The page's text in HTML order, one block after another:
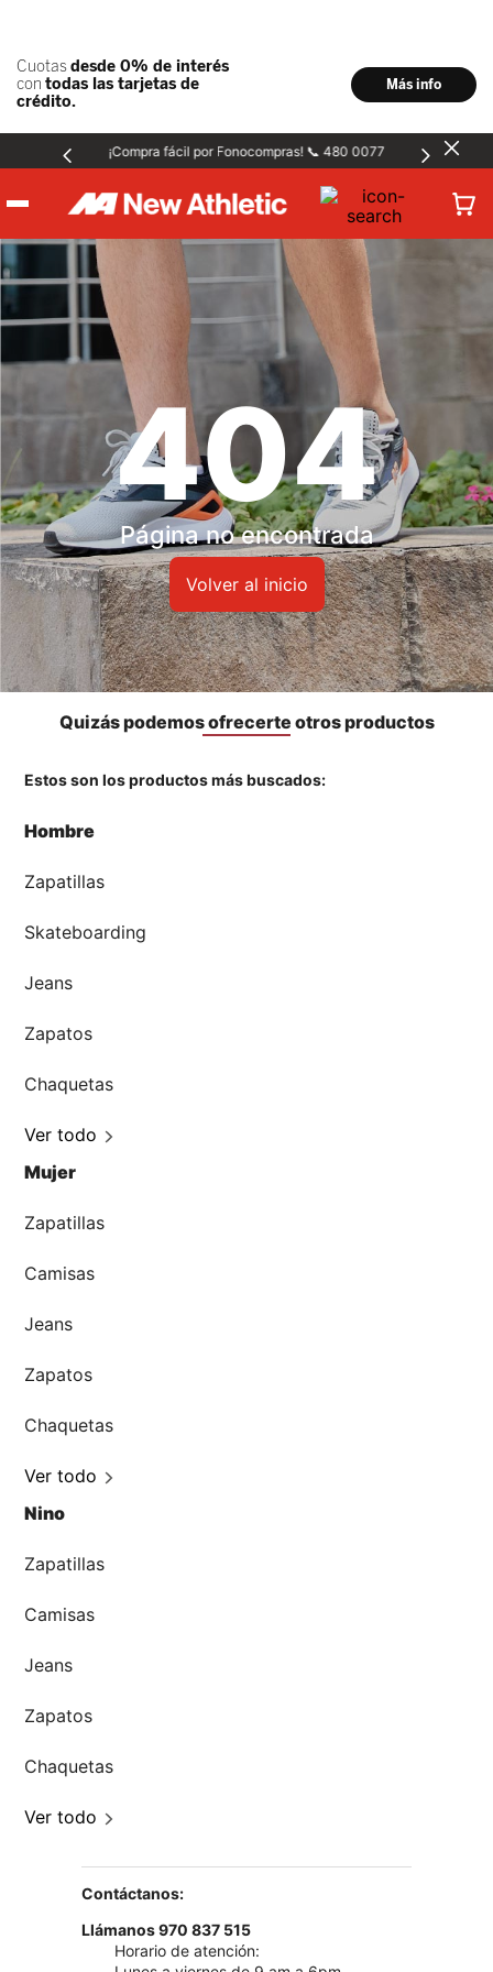
¡Compra fácil por Fonocompras! 📞 480 0077
Hombre
Mujer
Niños
Accesorios
🏃‍♀️🏃‍♂️ Zona del Hincha
👀 Lo Nuevo
🤑 Zona Outlet
Tiendas
404
Página no encontrada
Volver al inicio
Quizás podemos ofrecerte otros productos
Estos son los productos más buscados:
Hombre
Zapatillas
Skateboarding
Jeans
Zapatos
Chaquetas
Ver todo
Mujer
Zapatillas
Camisas
Jeans
Zapatos
Chaquetas
Ver todo
Nino
Zapatillas
Camisas
Jeans
Zapatos
Chaquetas
Ver todo
Contáctanos:
Llámanos 970 837 515
Horario de atención: